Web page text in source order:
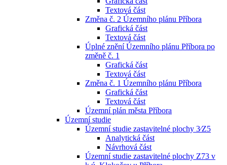
Textová část
Změna č. 2 Územního plánu Příbora
Grafická část
Textová část
Úplné znění Územního plánu Příbora po
změně č. 1
Grafická část
Textová část
Změna č. 1 Územního plánu Příbora
Grafická část
Textová část
Územní plán města Příbora
Územní studie
Územní studie zastavitelné plochy 3⁄Z5
Analytická část
Návrhová část
Územní studie zastavitelné plochy Z73 v